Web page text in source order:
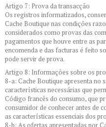
Artigo 7: Prova da transacção
Os registros informatizados,
Cache Boutique nas condições
considerados como provas das
pagamentos que houve entre as
encomenda e das facturas é feito
pode servir de prova.
Artigo 8: Informações sobre os
8-a: Cache Boutique apresenta no
características necessárias que
Código francês do consumo, que
consumidor de conhecer antes de
as características essenciais dos
8-b: As ofertas apresentadas por